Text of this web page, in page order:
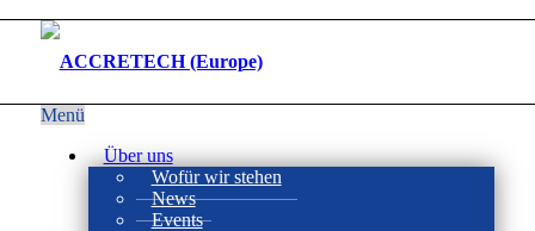
Menü
Über uns
Wofür wir stehen
News
Events